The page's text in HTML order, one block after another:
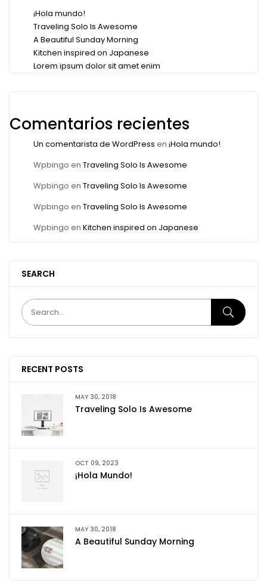
¡Hola mundo!
Traveling Solo Is Awesome
A Beautiful Sunday Morning
Kitchen inspired on Japanese
Lorem ipsum dolor sit amet enim
Comentarios recientes
Un comentarista de WordPress en ¡Hola mundo!
Wpbingo en Traveling Solo Is Awesome
Wpbingo en Traveling Solo Is Awesome
Wpbingo en Traveling Solo Is Awesome
Wpbingo en Kitchen inspired on Japanese
SEARCH
RECENT POSTS
MAY 30, 2018
Traveling Solo Is Awesome
OCT 09, 2023
¡Hola Mundo!
MAY 30, 2018
A Beautiful Sunday Morning